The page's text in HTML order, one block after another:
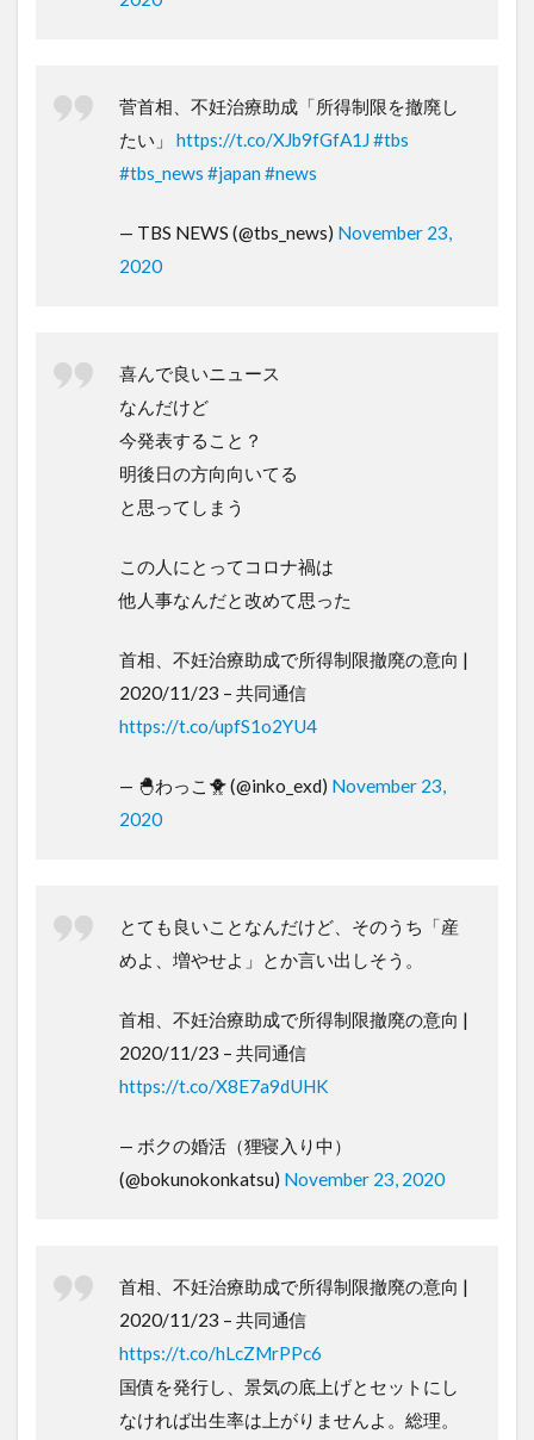
菅首相、不妊治療助成「所得制限を撤廃し
たい」 https://t.co/XJb9fGfA1J#tbs
#tbs_news #japan#news
— TBS NEWS (@tbs_news) November 23,
2020
喜んで良いニュース
なんだけど
今発表すること？
明後日の方向向いてる
と思ってしまう
この人にとってコロナ禍は
他人事なんだと改めて思った
首相、不妊治療助成で所得制限撤廃の意向 |
2020/11/23 – 共同通信
https://t.co/upfS1o2YU4
— 🐣わっこ🐥 (@inko_exd) November 23,
2020
とても良いことなんだけど、そのうち「産
めよ、増やせよ」とか言い出しそう。
首相、不妊治療助成で所得制限撤廃の意向 |
2020/11/23 – 共同通信
https://t.co/X8E7a9dUHK
— ボクの婚活（狸寝入り中）
(@bokunokonkatsu) November 23, 2020
首相、不妊治療助成で所得制限撤廃の意向 |
2020/11/23 – 共同通信
https://t.co/hLcZMrPPc6
国債を発行し、景気の底上げとセットにし
なければ出生率は上がりませんよ。総理。